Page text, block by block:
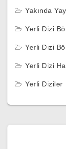
Yakında
Yerli Dizi
Yerli Dizi
Yerli Dizi
Yerli Diziler